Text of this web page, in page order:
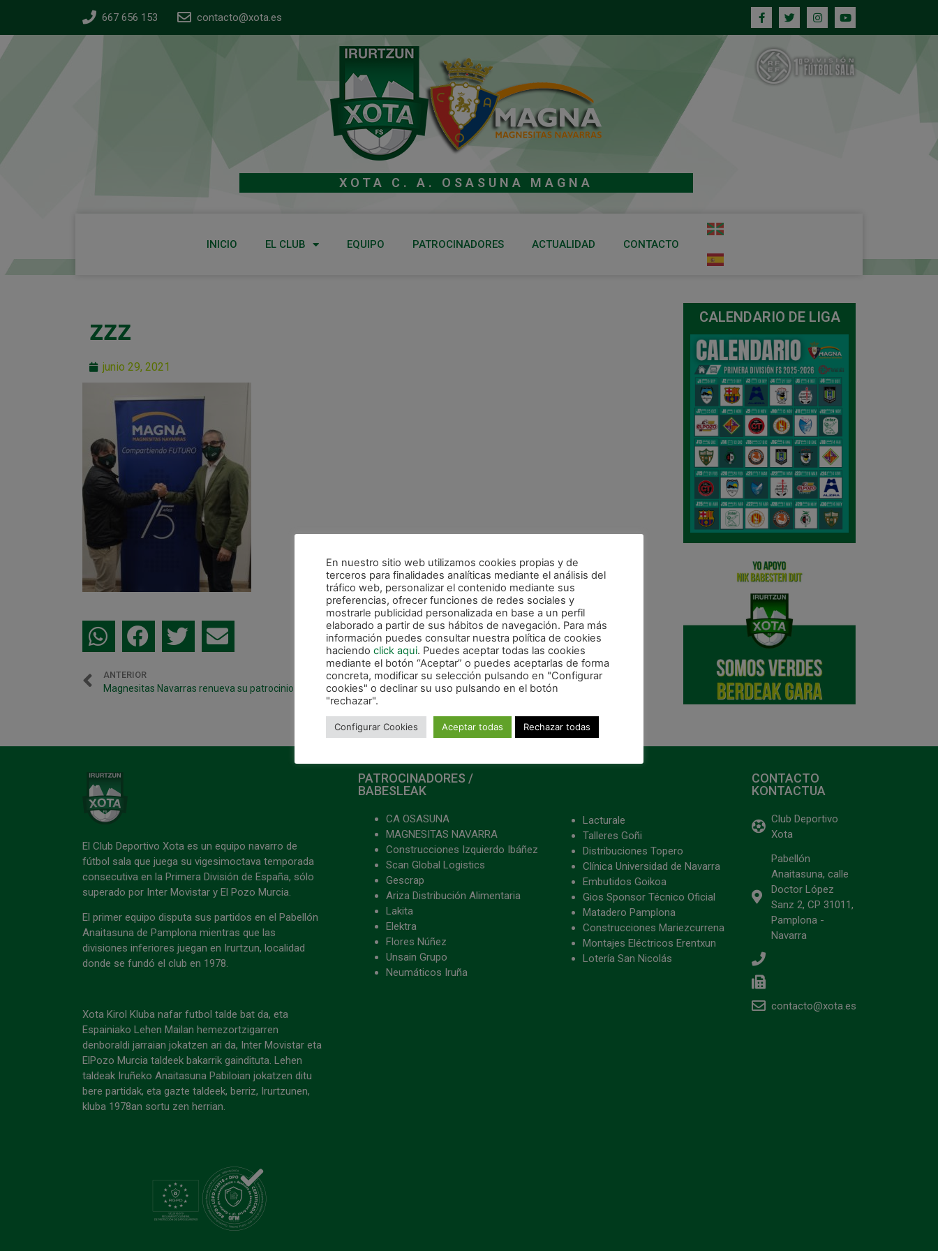
667 656 153 contacto@xota.es
XOTA C. A. OSASUNA MAGNA
INICIO EL CLUB EQUIPO PATROCINADORES ACTUALIDAD CONTACTO
zzz
junio 29, 2021
ANTERIOR
Magnesitas Navarras renueva su patrocinio para la temporada 2021/2022
CALENDARIO DE LIGA
El Club Deportivo Xota es un equipo navarro de
fútbol sala que juega su vigesimoctava temporada
consecutiva en la Primera División de España, sólo
superado por Inter Movistar y El Pozo Murcia.
El primer equipo disputa sus partidos en el Pabellón
Anaitasuna de Pamplona mientras que las
divisiones inferiores juegan en Irurtzun, localidad
donde se fundó el club en 1978.
Xota Kirol Kluba nafar futbol talde bat da, eta
Espainiako Lehen Mailan hemezortzigarren
denboraldi jarraian jokatzen ari da, Inter Movistar eta
ElPozo Murcia taldeek bakarrik gaindituta. Lehen
taldeak Iruñeko Anaitasuna Pabiloian jokatzen ditu
bere partidak, eta gazte taldeek, berriz, Irurtzunen,
kluba 1978an sortu zen herrian.
PATROCINADORES /
BABESLEAK
CA OSASUNA
MAGNESITAS NAVARRA
Construcciones Izquierdo Ibáñez
Scan Global Logistics
Gescrap
Ariza Distribución Alimentaria
Lakita
Elektra
Flores Núñez
Unsain Grupo
Neumáticos Iruña
Lacturale
Talleres Goñi
Distribuciones Topero
Clínica Universidad de Navarra
Embutidos Goikoa
Gios Sponsor Técnico Oficial
Matadero Pamplona
Construcciones Mariezcurrena
Montajes Eléctricos Erentxun
Lotería San Nicolás
CONTACTO
KONTACTUA
Club Deportivo
Xota
Pabellón
Anaitasuna, calle
Doctor López
Sanz 2, CP 31011,
Pamplona -
Navarra
contacto@xota.es
En nuestro sitio web utilizamos cookies propias y de
terceros para finalidades analíticas mediante el análisis del
tráfico web, personalizar el contenido mediante sus
preferencias, ofrecer funciones de redes sociales y
mostrarle publicidad personalizada en base a un perfil
elaborado a partir de sus hábitos de navegación. Para más
información puedes consultar nuestra política de cookies
haciendo click aqui. Puedes aceptar todas las cookies
mediante el botón “Aceptar” o puedes aceptarlas de forma
concreta, modificar su selección pulsando en "Configurar
cookies" o declinar su uso pulsando en el botón
"rechazar".
Configurar Cookies Aceptar todas Rechazar todas